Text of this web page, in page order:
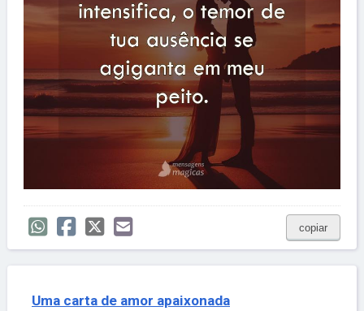
copiar
Uma carta de amor apaixonada